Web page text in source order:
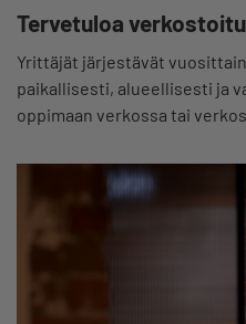
Tervetuloa
Yrittäjät järjestävät
paikallisesti, alueellisesti ja
oppimaan verkossa tai